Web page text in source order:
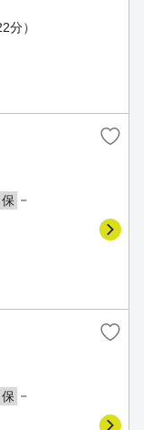
分）
保 －
保 －